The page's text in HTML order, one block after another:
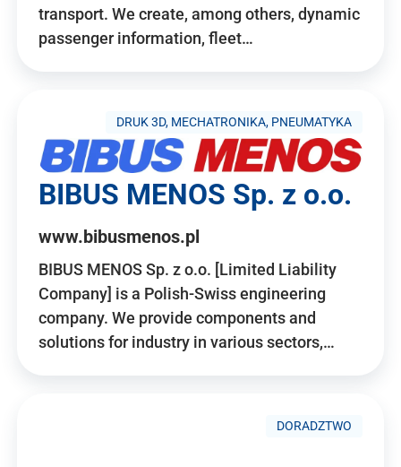
transport. We create, among others, dynamic
passenger information, fleet…
DRUK 3D, MECHATRONIKA, PNEUMATYKA
BIBUS MENOS Sp. z o.o.
www.bibusmenos.pl
BIBUS MENOS Sp. z o.o. [Limited Liability
Company] is a Polish-Swiss engineering
company. We provide components and
solutions for industry in various sectors,…
DORADZTWO